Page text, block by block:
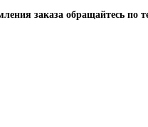
заказа обращайтесь по